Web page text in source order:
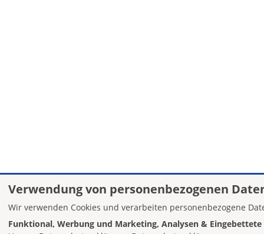
Verwendung von personenbezogenen
Wir verwenden Cookies und verarbeiten personenbezogene
Funktional, Werbung und Marketing, Analysen &